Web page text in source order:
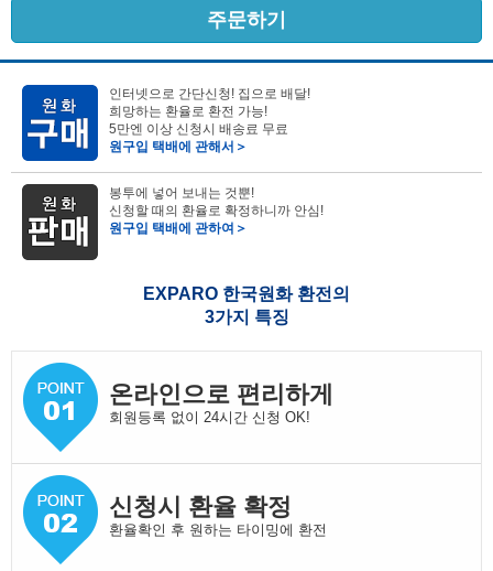
주문하기
인터넷으로 간단신청! 집으로 배달!
희망하는 환율로 환전 가능!
5만엔 이상 신청시 배송료 무료
원구입 택배에 관해서＞
봉투에 넣어 보내는 것뿐!
신청할 때의 환율로 확정하니까 안심!
원구입 택배에 관하여＞
EXPARO 한국원화 환전의
3가지 특징
온라인으로 편리하게
회원등록 없이 24시간 신청 OK!
신청시 환율 확정
환율확인 후 원하는 타이밍에 환전